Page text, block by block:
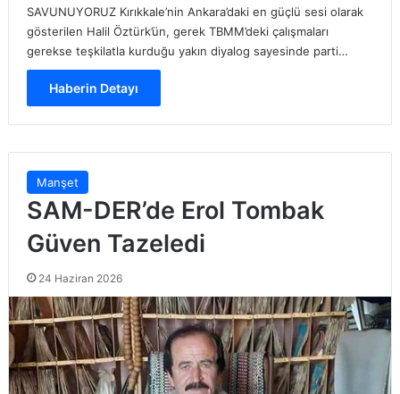
SAVUNUYORUZ Kırıkkale’nin Ankara’daki en güçlü sesi olarak
gösterilen Halil Öztürk’ün, gerek TBMM’deki çalışmaları
gerekse teşkilatla kurduğu yakın diyalog sayesinde parti…
Haberin Detayı
Manşet
SAM-DER’de Erol Tombak
Güven Tazeledi
24 Haziran 2026